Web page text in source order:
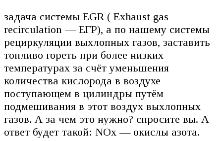
задача системы EGR ( Exhaust gas
recirculation — ЕГР), а по нашему системы
рециркуляции выхлопных газов, заставить
топливо гореть при более низких
температурах за счёт уменьшения
количества кислорода в воздухе
поступающем в цилиндры путём
подмешивания в этот воздух выхлопных
газов. А за чем это нужно? спросите вы. А
ответ будет такой: NOx — окислы азота.